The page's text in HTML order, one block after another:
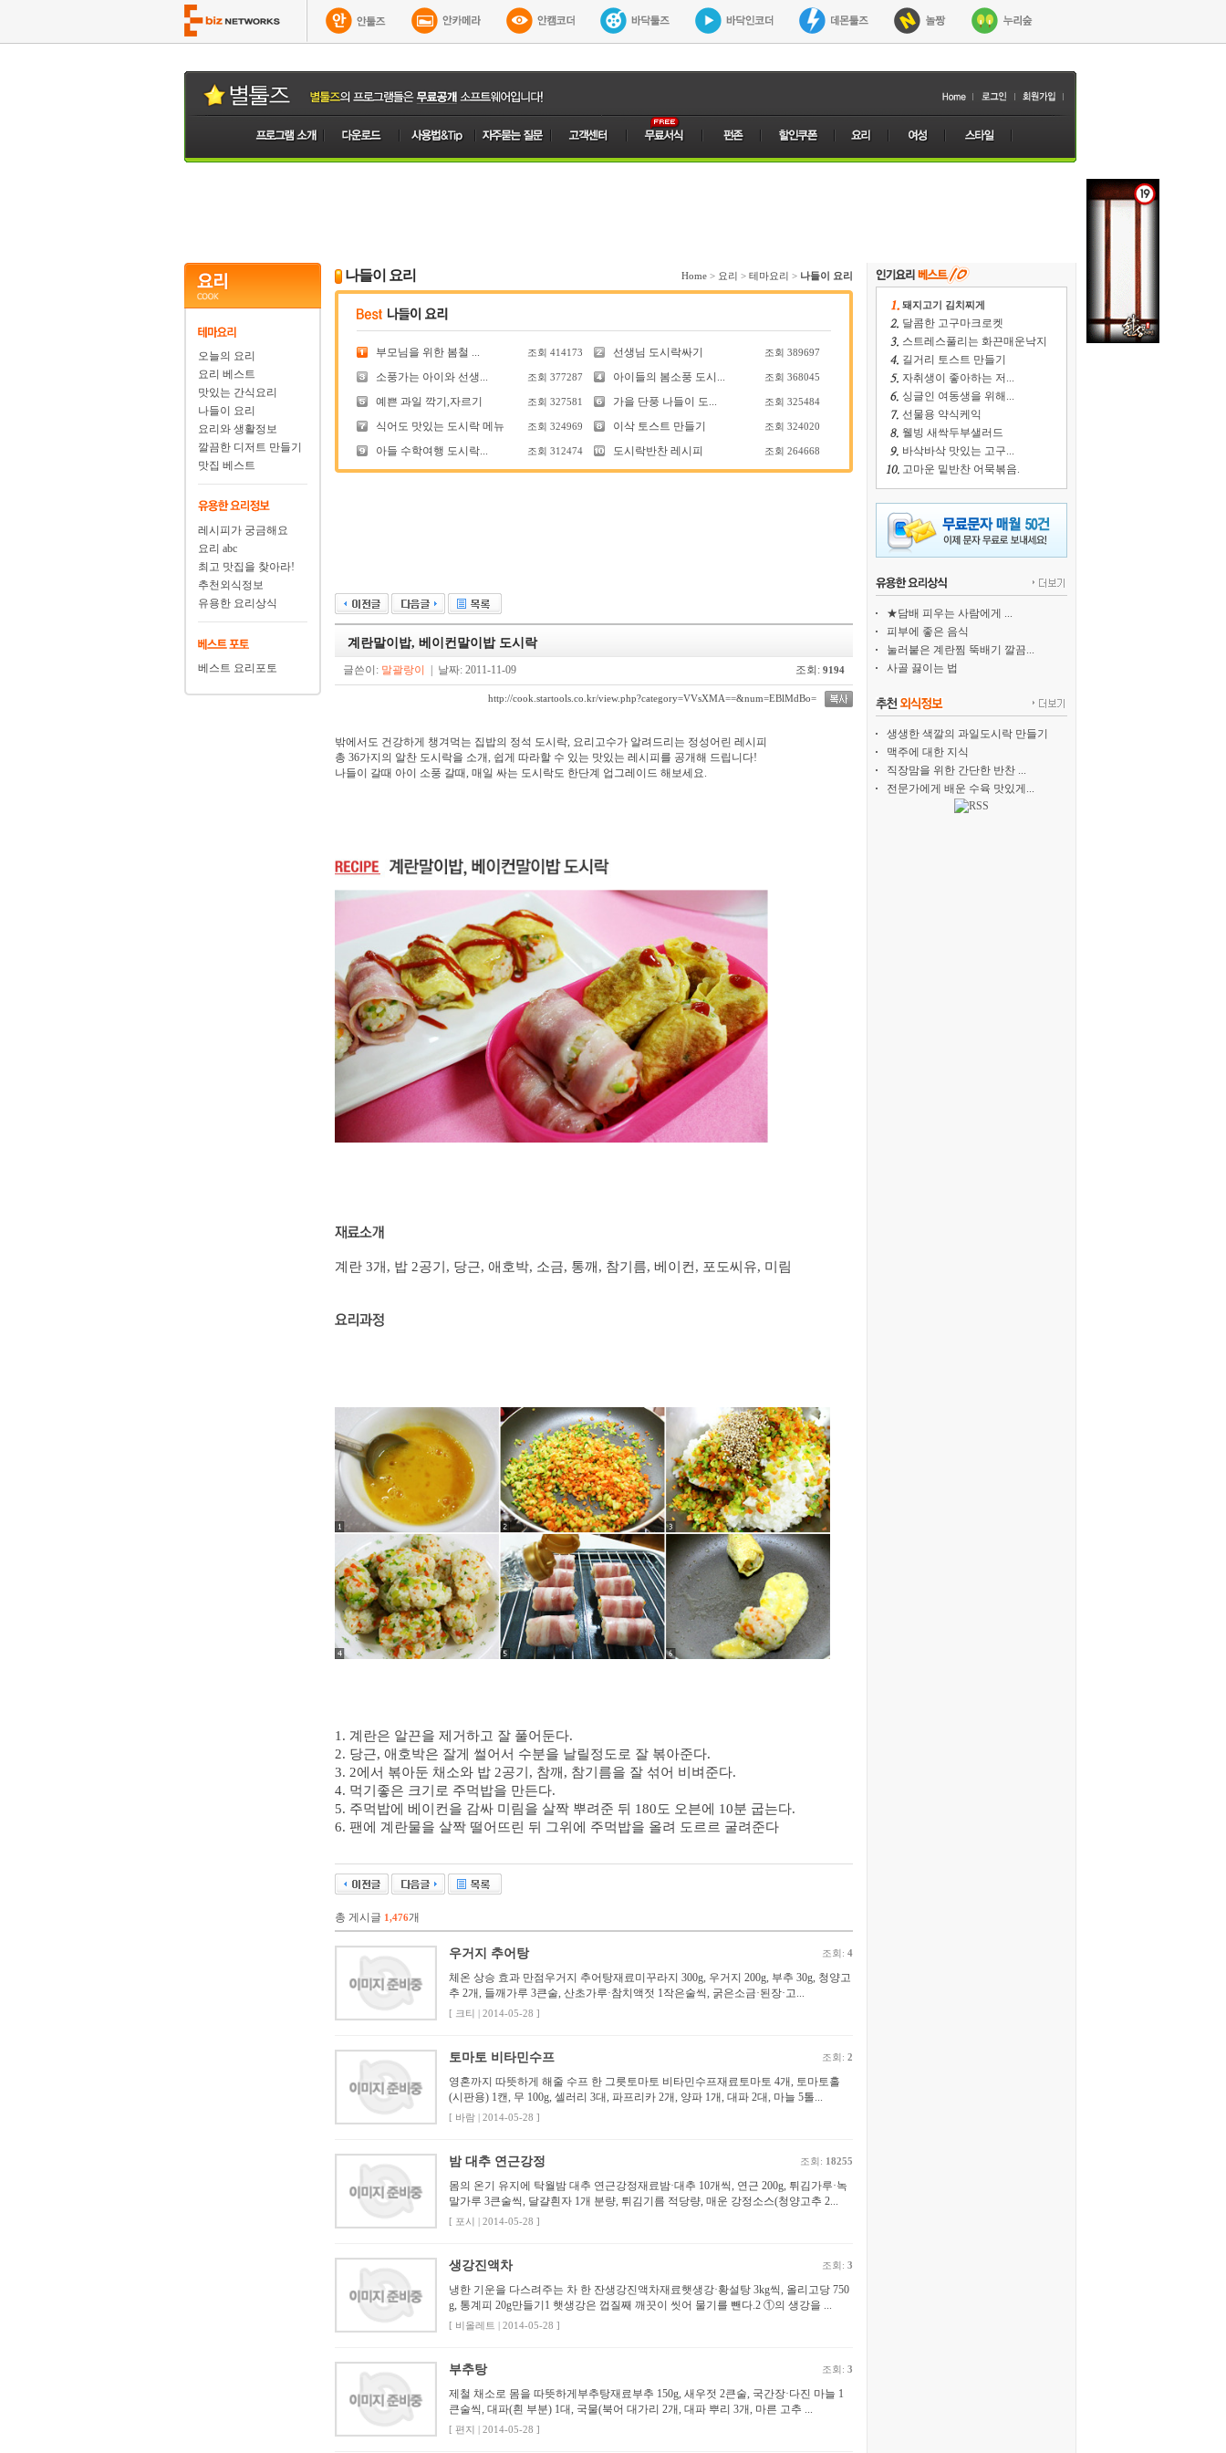
오늘의 요리
요리 베스트
맛있는 간식요리
나들이 요리
요리와 생활정보
깔끔한 디저트 만들기
맛집 베스트
레시피가 궁금해요
요리 abc
최고 맛집을 찾아라!
추천외식정보
유용한 요리상식
베스트 요리포토
나들이 요리 Home > 요리 > 테마요리 > 나들이 요리
부모님을 위한 봄철 ... 조회 414173 선생님 도시락싸기 조회 389697
소풍가는 아이와 선생... 조회 377287 아이들의 봄소풍 도시... 조회 368045
예쁜 과일 깍기,자르기 조회 327581 가을 단풍 나들이 도... 조회 325484
식어도 맛있는 도시락 메뉴 조회 324969 이삭 토스트 만들기 조회 324020
아들 수학여행 도시락... 조회 312474 도시락반찬 레시피 조회 264668
계란말이밥, 베이컨말이밥 도시락
글쓴이: 말괄랑이 | 날짜: 2011-11-09 조회: 9194
http://cook.startools.co.kr/view.php?category=VVsXMA==&num=EBlMdBo=
밖에서도 건강하게 챙겨먹는 집밥의 정석 도시락, 요리고수가 알려드리는 정성어린 레시피
총 36가지의 알찬 도시락을 소개, 쉽게 따라할 수 있는 맛있는 레시피를 공개해 드립니다!
나들이 갈때 아이 소풍 갈때, 매일 싸는 도시락도 한단계 업그레이드 해보세요.
계란 3개, 밥 2공기, 당근, 애호박, 소금, 통깨, 참기름, 베이컨, 포도씨유, 미림
1. 계란은 알끈을 제거하고 잘 풀어둔다.
2. 당근, 애호박은 잘게 썰어서 수분을 날릴정도로 잘 볶아준다.
3. 2에서 볶아둔 채소와 밥 2공기, 참깨, 참기름을 잘 섞어 비벼준다.
4. 먹기좋은 크기로 주먹밥을 만든다.
5. 주먹밥에 베이컨을 감싸 미림을 살짝 뿌려준 뒤 180도 오븐에 10분 굽는다.
6. 팬에 계란물을 살짝 떨어뜨린 뒤 그위에 주먹밥을 올려 도르르 굴려준다
총 게시글 1,476개
우거지 추어탕 조회: 4
체온 상승 효과 만점우거지 추어탕재료미꾸라지 300g, 우거지 200g, 부추 30g, 청양고
추 2개, 들깨가루 3큰술, 산초가루·참치액젓 1작은술씩, 굵은소금·된장·고...
[ 크티 | 2014-05-28 ]
토마토 비타민수프 조회: 2
영혼까지 따뜻하게 해줄 수프 한 그릇토마토 비타민수프재료토마토 4개, 토마토홀
(시판용) 1캔, 무 100g, 셀러리 3대, 파프리카 2개, 양파 1개, 대파 2대, 마늘 5톨...
[ 바람 | 2014-05-28 ]
밤 대추 연근강정 조회: 18255
몸의 온기 유지에 탁월밤 대추 연근강정재료밤·대추 10개씩, 연근 200g, 튀김가루·녹
말가루 3큰술씩, 달걀흰자 1개 분량, 튀김기름 적당량, 매운 강정소스(청양고추 2...
[ 포시 | 2014-05-28 ]
생강진액차 조회: 3
냉한 기운을 다스려주는 차 한 잔생강진액차재료햇생강·황설탕 3kg씩, 올리고당 750
g, 통계피 20g만들기1 햇생강은 껍질째 깨끗이 씻어 물기를 뺀다.2 ①의 생강을 ...
[ 비올레트 | 2014-05-28 ]
부추탕 조회: 3
제철 채소로 몸을 따뜻하게부추탕재료부추 150g, 새우젓 2큰술, 국간장·다진 마늘 1
큰술씩, 대파(흰 부분) 1대, 국물(북어 대가리 2개, 대파 뿌리 3개, 마른 고추 ...
[ 편지 | 2014-05-28 ]
돼지고기 김치찌게
달콤한 고구마크로켓
스트레스풀리는 화끈매운낙지
길거리 토스트 만들기
자취생이 좋아하는 저...
싱글인 여동생을 위해...
선물용 약식케익
웰빙 새싹두부샐러드
바삭바삭 맛있는 고구...
고마운 밑반찬 어묵볶음.
★담배 피우는 사람에게 ...
피부에 좋은 음식
눌러붙은 계란찜 뚝배기 깔끔...
사골 끓이는 법
생생한 색깔의 과일도시락 만들기
맥주에 대한 지식
직장맘을 위한 간단한 반찬 ...
전문가에게 배운 수육 맛있게...